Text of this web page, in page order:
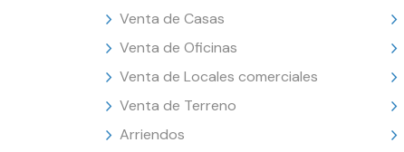
Venta de Casas
Venta de Oficinas
Venta de Locales comerciales
Venta de Terreno
Arriendos